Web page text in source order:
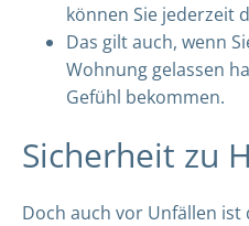
können Sie jederzeit
Das gilt auch, wenn
Wohnung gelassen
Gefühl bekommen.
Sicherheit zu
Doch auch vor Unfällen